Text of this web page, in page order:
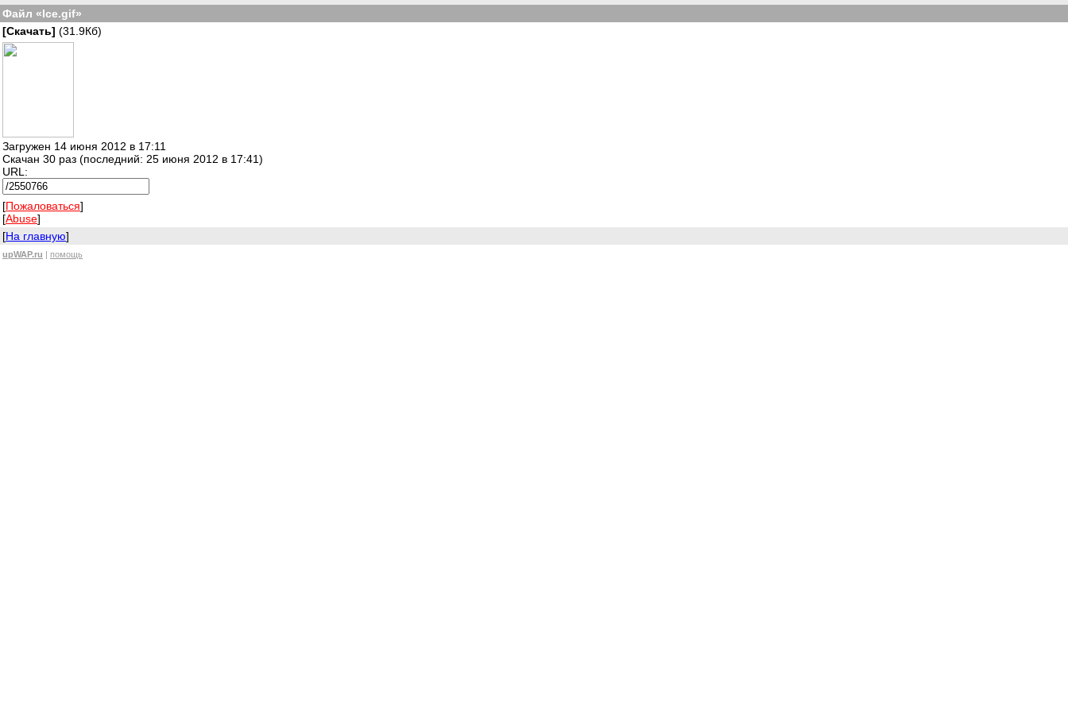
Файл «Ice.gif»
[Скачать] (31.9Кб)
Загружен 14 июня 2012 в 17:11
Скачан 30 раз (последний: 25 июня 2012 в 17:41)
URL:
[Пожаловаться]
[Abuse]
[На главную]
upWAP.ru | помощь